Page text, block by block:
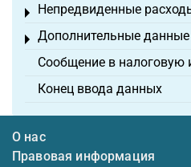
Непредвиденные
Toggle menu
Дополнительные данные
Toggle menu
Сообщение в налоговую
Конец ввода данных
О нас
Правовая информация